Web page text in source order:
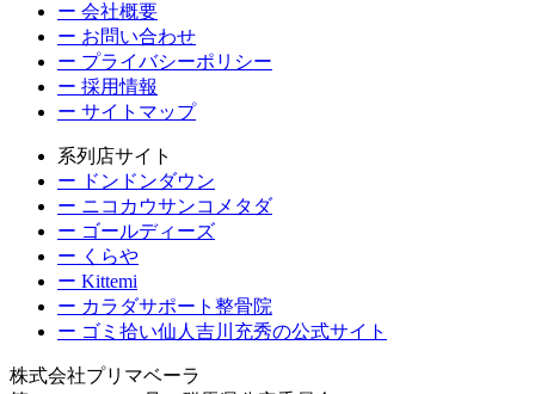
ー 会社概要
ー お問い合わせ
ー プライバシーポリシー
ー 採用情報
ー サイトマップ
系列店サイト
ー ドンドンダウン
ー ニコカウサンコメタダ
ー ゴールディーズ
ー くらや
ー Kittemi
ー カラダサポート整骨院
ー ゴミ拾い仙人吉川充秀の公式サイト
株式会社プリマベーラ